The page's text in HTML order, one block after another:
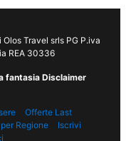
Travel srls PG P.iva
REA 30336
fantasia Disclaimer
Offerte Last
Regione
Iscrivi